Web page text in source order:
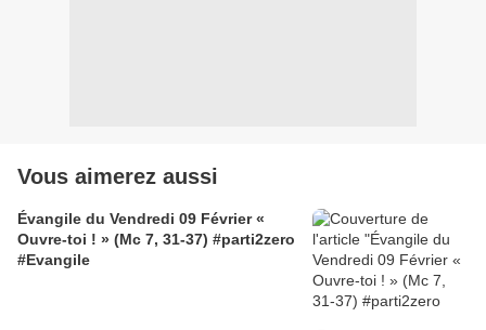
Vous aimerez aussi
Évangile du Vendredi 09 Février «
Ouvre-toi ! » (Mc 7, 31-37) #parti2zero
#Evangile